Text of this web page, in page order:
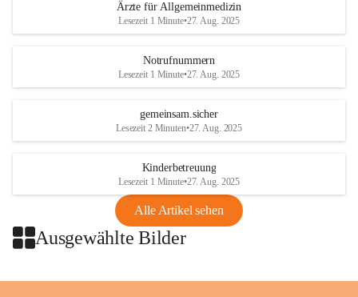
OMV AustriaExploration & Production
2230 Gänserndorf
Ärzte für Allgemeinmedizin
Lesezeit 1 Minute•27. Aug. 2025
Notrufnummern
Lesezeit 1 Minute•27. Aug. 2025
gemeinsam.sicher
Lesezeit 2 Minuten•27. Aug. 2025
Kinderbetreuung
Lesezeit 1 Minute•27. Aug. 2025
Alle Artikel sehen
Ausgewählte Bilder
+2